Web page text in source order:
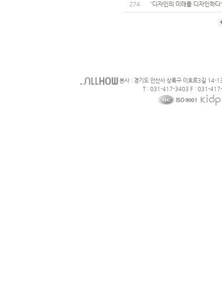
274 '디자인의 미래를 디자인하
본사 : 경기도 안산사 상록구 이호로3길 14-
T : 031-417-3403 F : 031-